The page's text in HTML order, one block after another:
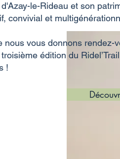
le-Rideau et son
convivial et
nous vous donnons rendez-
édition du
!